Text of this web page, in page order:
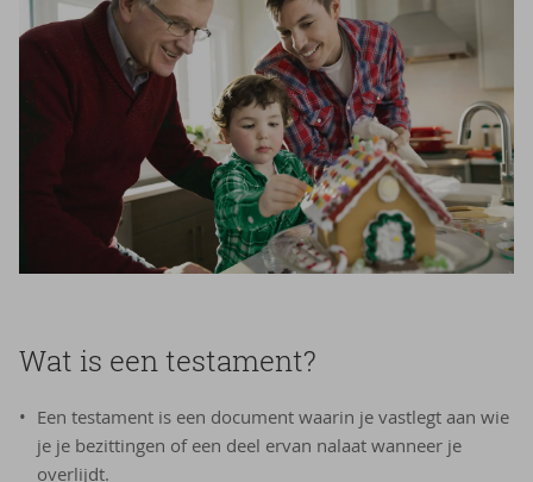
Wat is een tes­ta­ment?
Een testament is een document waarin je vastlegt aan wie
je je bezittingen of een deel ervan nalaat wanneer je
overlijdt.